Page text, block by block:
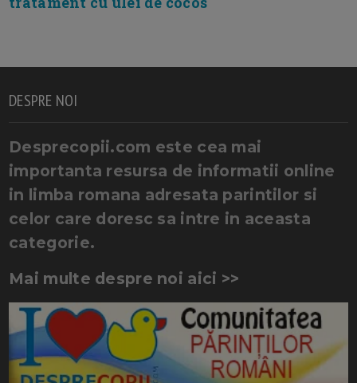
DESPRE NOI
Desprecopii.com este cea mai
importanta resursa de informatii online
in limba romana adresata parintilor si
celor care doresc sa intre in aceasta
categorie.
Mai multe despre noi aici >>